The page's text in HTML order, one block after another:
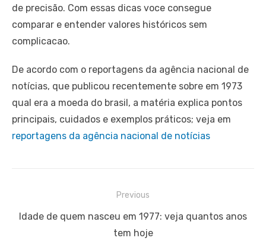
de precisão. Com essas dicas voce consegue
comparar e entender valores históricos sem
complicacao.
De acordo com o reportagens da agência nacional de
notícias, que publicou recentemente sobre em 1973
qual era a moeda do brasil, a matéria explica pontos
principais, cuidados e exemplos práticos; veja em
reportagens da agência nacional de notícias
de
Previous
Previous
Idade de quem nasceu em 1977: veja quantos anos
tem hoje